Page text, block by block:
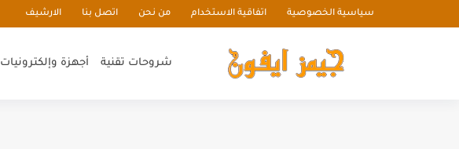
سياسية الخصوصية اتفاقية الاستخدام من نحن اتصل بنا الارشيف
شروحات تقنية أجهزة وإلكترونيات